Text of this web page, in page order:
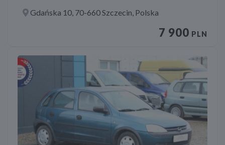
Gdańska 10, 70-660 Szczecin, Polska
7 900 PLN